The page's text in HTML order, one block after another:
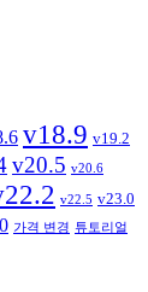
v18.9 v19.2
v20.5 v20.6
v22.5 v23.0
가격 변경 튜토리얼